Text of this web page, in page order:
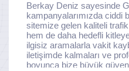
Berkay Deniz sayesinde
kampanyalarımızda ciddi
sitemize gelen kaliteli trafik
hem de daha hedefli
ilgisiz aramalarla vakit
iletişimde kalmaları ve
boyunca bize büyük